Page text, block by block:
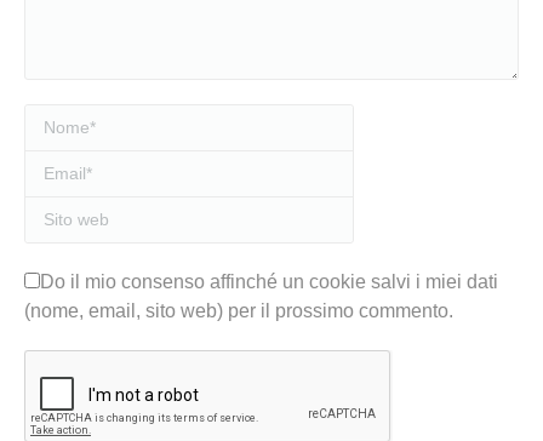
Nome *
Email *
Sito web
Do il mio consenso affinché un cookie salvi i miei dati
(nome, email, sito web) per il prossimo commento.